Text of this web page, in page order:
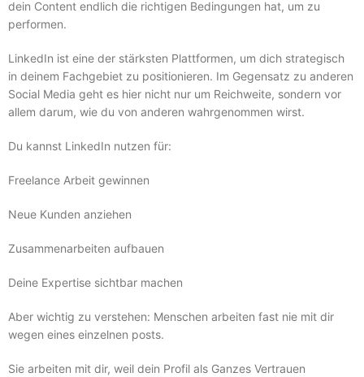
dein Content endlich die richtigen Bedingungen hat, um zu
performen.
LinkedIn ist eine der stärksten Plattformen, um dich strategisch
in deinem Fachgebiet zu positionieren. Im Gegensatz zu anderen
Social Media geht es hier nicht nur um Reichweite, sondern vor
allem darum, wie du von anderen wahrgenommen wirst.
Du kannst LinkedIn nutzen für:
Freelance Arbeit gewinnen
Neue Kunden anziehen
Zusammenarbeiten aufbauen
Deine Expertise sichtbar machen
Aber wichtig zu verstehen: Menschen arbeiten fast nie mit dir
wegen eines einzelnen posts.
Sie arbeiten mit dir, weil dein Profil als Ganzes Vertrauen